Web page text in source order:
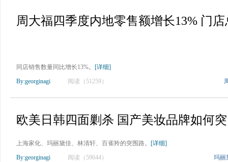
周大福四季度内地零售额增长13% 门店
同店销售数量同比增长13%。 [详细]
By:georginagi
阅读（51259）
欧美日韩四面剿杀 国产美妆品牌如何
上海家化、玛丽黛佳、林清轩、百雀羚的突围路。 [详细]
By:georginagi
阅读（59644） 玛丽